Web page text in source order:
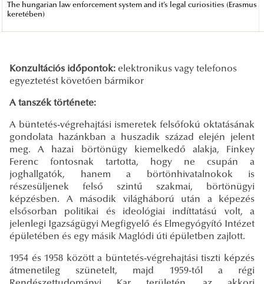
The hungarian law enforcement system and it’s legal curiosities (Erasmus
keretében)
Konzultációs időpontok: elektronikus vagy telefonos
egyeztetést követően bármikor
A tanszék története:
A büntetés-végrehajtási ismeretek felsőfokú oktatásának
gondolata hazánkban a huszadik század elején jelent
meg. A hazai börtönügy kiemelkedő alakja, Finkey
Ferenc fontosnak tartotta, hogy ne csupán a
joghallgatók, hanem a börtönhivatalnokok is
részesüljenek felső szintű szakmai, börtönügyi
képzésben. A második világháború után a képezés
elsősorban politikai és ideológiai indíttatású volt, a
jelenlegi Igazságügyi Megfigyelő és Elmegyógyító Intézet
épületében és egy másik Maglódi úti épületben zajlott.
1954 és 1958 között a büntetés-végrehajtási tiszti képzés
átmenetileg szünetelt, majd 1959-től a régi